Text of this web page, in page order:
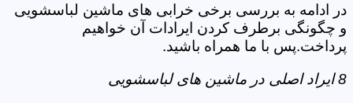
در ادامه به بررسی برخی خرابی های ماشین لباسشویی
و چگونگی برطرف کردن ایرادات آن خواهیم
پرداخت.پس با ما همراه باشید.
8 ایراد اصلی در ماشین های لباسشویی